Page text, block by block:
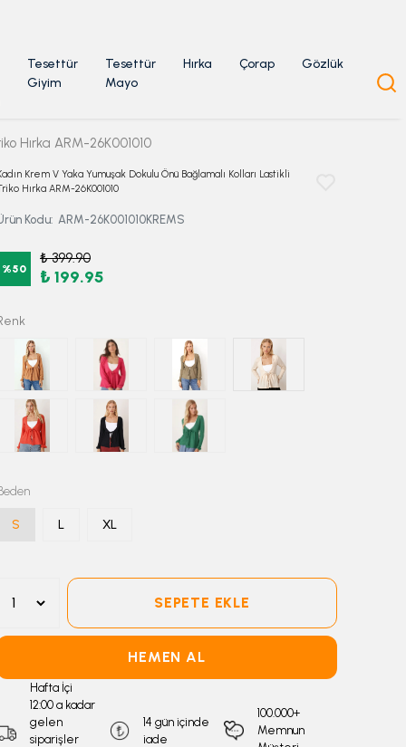
Tesettür
Giyim
Tesettür
Mayo
Hırka Çorap Gözlük
Hırka ARM-26K001010
Krem V Yaka Yumuşak Dokulu Önü Bağlamalı Kolları Lastikli
Hırka ARM-26K001010
Kodu: ARM-26K001010KREMS
%50
₺ 399.90
₺ 199.95
S L XL
SEPETE EKLE
HEMEN AL
Hafta İçi
12:00 a kadar
gelen
siparişler
14 gün içinde
iade
100.000+
Memnun